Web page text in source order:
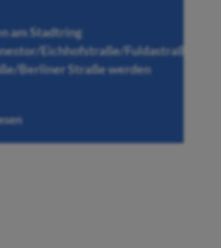
am Stadtring
Eichhofstraße/Fuldastraße
Berliner Straße werden